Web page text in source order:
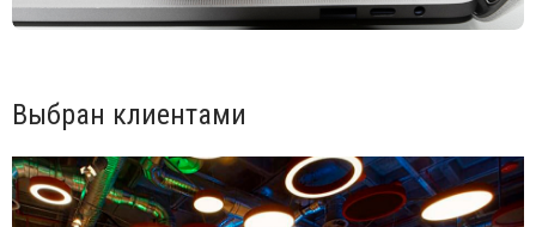
Выбран клиентами